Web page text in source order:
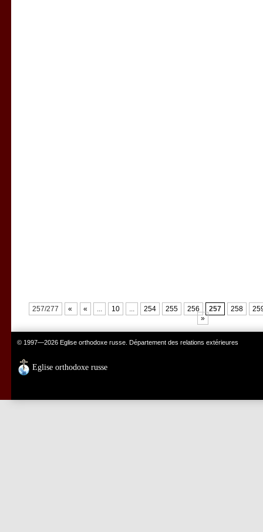
257/277 « « ... 10 ... 254 255 256 257 258
»
© 1997—2026 Eglise orthodoxe russe. Département des relations extérieures
Eglise orthodoxe russe